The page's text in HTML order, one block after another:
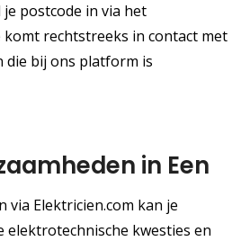
postcode in via het
rechtstreeks in contact met
die bij ons platform is
in Een
via Elektricien.com kan je
elektrotechnische kwesties en